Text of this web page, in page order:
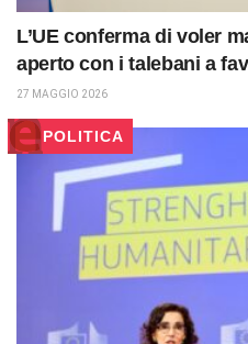
L’UE conferma di voler
aperto con i talebani a
27 MAGGIO 2026
POLITICA